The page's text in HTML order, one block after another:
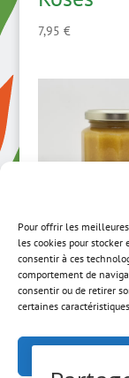
Pour offrir les
les cookies pour stocker
consentir à ces
comportement de
consentir ou de retirer
certaines
7,95 €
Passion